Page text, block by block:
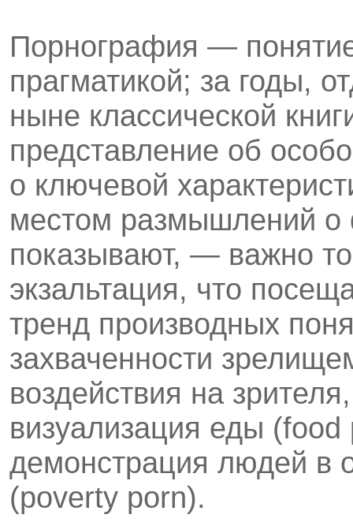
Порнография —
прагматикой; за годы,
ныне классической
представление об
о ключевой
местом размышлений
показывают, — важно
экзальтация, что
тренд производных
захваченности
воздействия на
визуализация еды
демонстрация людей в
(poverty porn).